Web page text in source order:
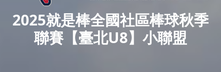
2025就是棒全國社區棒球秋季
聯賽【臺北U8】小聯盟